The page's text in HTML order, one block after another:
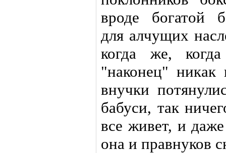
вроде богатой
для алчущих
когда же,
"наконец"
внучки
бабуси, так
все живет, и
она и правнуков